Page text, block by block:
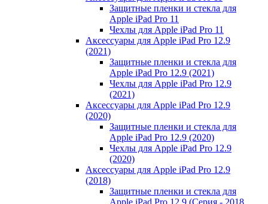
Защитные пленки и стекла для
Apple iPad Pro 11
Чехлы для Apple iPad Pro 11
Аксессуары для Apple iPad Pro 12.9
(2021)
Защитные пленки и стекла для
Apple iPad Pro 12.9 (2021)
Чехлы для Apple iPad Pro 12.9
(2021)
Аксессуары для Apple iPad Pro 12.9
(2020)
Защитные пленки и стекла для
Apple iPad Pro 12.9 (2020)
Чехлы для Apple iPad Pro 12.9
(2020)
Аксессуары для Apple iPad Pro 12.9
(2018)
Защитные пленки и стекла для
Apple iPad Pro 12.9 (Серия - 2018